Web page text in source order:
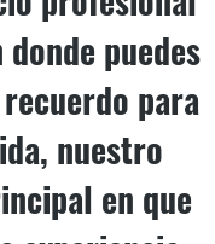
puedes
para
nuestro
en que